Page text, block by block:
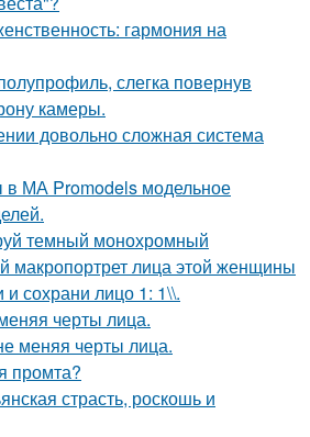
гармония на
слегка повернув
камеры.
довольно сложная система
в МА Promodels модельное
темный монохромный
макропортрет лица этой женщины
сохрани лицо 1: 1\\.
черты лица.
меняя черты лица.
промта?
страсть, роскошь и